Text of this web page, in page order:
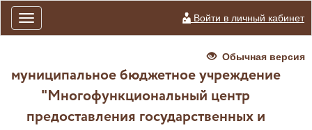
Toggle
navigation
Войти в личный кабинет
Обычная версия
муниципальное бюджетное учреждение
"Многофункциональный центр
предоставления государственных и